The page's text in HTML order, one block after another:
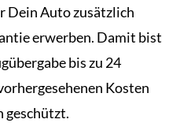
Dein Auto zusätzlich
erwerben. Damit bist
bis zu 24
Kosten
geschützt.